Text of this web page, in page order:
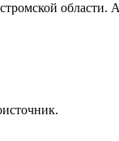
области.